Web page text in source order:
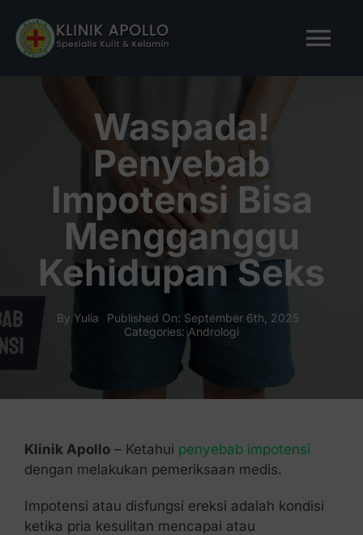
content
TENTANG KAMI
LAYANAN KAMI
ARTIKEL
Tanya Apollo
Kontak Kami
Waspada!
Penyebab
Impotensi Bisa
Mengganggu
Kehidupan Seks
By Yulia
Published On: September 6th, 2025
Categories:Andrologi
Klinik Apollo– Ketahui penyebab impotensi
dengan melakukan pemeriksaan medis.
Impotensi atau disfungsi ereksi adalah kondisi
ketika pria kesulitan mencapai atau